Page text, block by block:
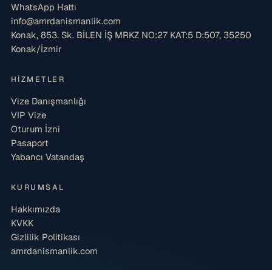
WhatsApp Hattı
info@amrdanismanlik.com
Konak, 853. Sk. BİLEN İŞ MRKZ NO:27 KAT:5 D:507, 35250
Konak/İzmir
HIZMETLER
Vize Danışmanlığı
VIP Vize
Oturum İzni
Pasaport
Yabancı Vatandaş
KURUMSAL
Hakkımızda
KVKK
Gizlilik Politikası
amrdanismanlik.com